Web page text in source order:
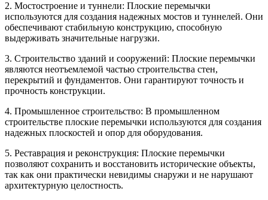
2. Мостостроение и туннели: Плоские перемычки
используются для создания надежных мостов и туннелей. Они
обеспечивают стабильную конструкцию, способную
выдерживать значительные нагрузки.
3. Строительство зданий и сооружений: Плоские перемычки
являются неотъемлемой частью строительства стен,
перекрытий и фундаментов. Они гарантируют точность и
прочность конструкции.
4. Промышленное строительство: В промышленном
строительстве плоские перемычки используются для создания
надежных плоскостей и опор для оборудования.
5. Реставрация и реконструкция: Плоские перемычки
позволяют сохранить и восстановить исторические объекты,
так как они практически невидимы снаружи и не нарушают
архитектурную целостность.